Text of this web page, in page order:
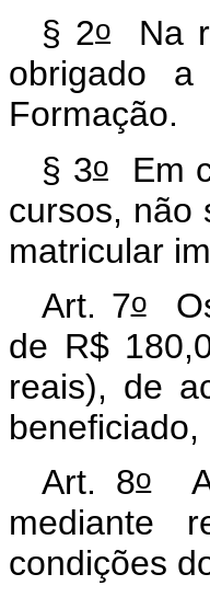
§ 2oNa
obrigado
Formação.
§ 3oEm
cursos, não
matricular
Art. 7oOs
de R$
reais), de
Art. 8o
mediante
condições